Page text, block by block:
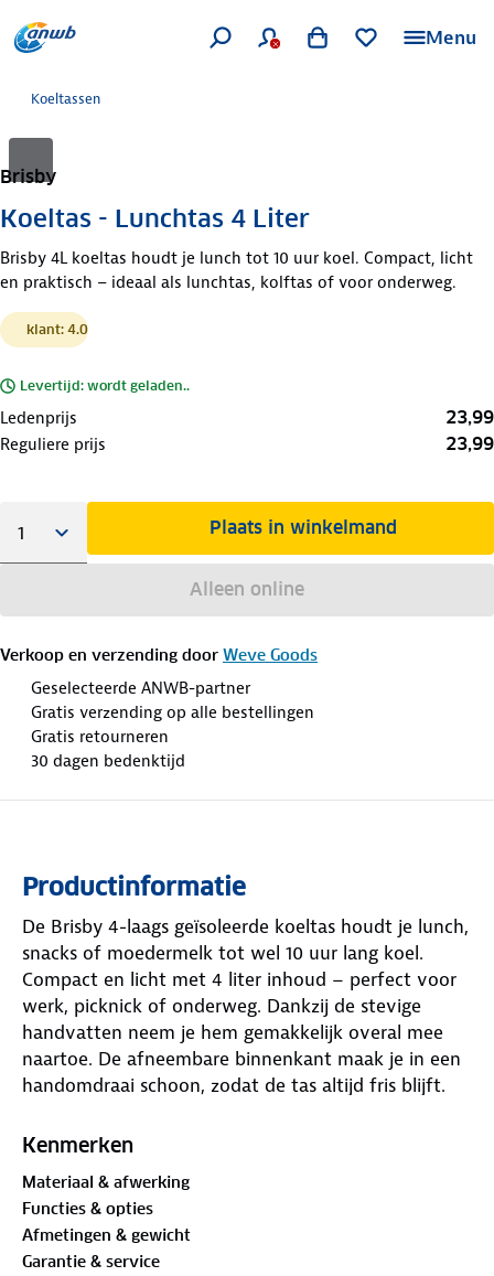
Menu
Koeltassen
Brisby
Koeltas - Lunchtas 4 Liter
Brisby 4L koeltas houdt je lunch tot 10 uur koel. Compact, licht
en praktisch – ideaal als lunchtas, kolftas of voor onderweg.
klant: 4.0
Levertijd: wordt geladen..
Ledenprijs 23,99
Reguliere prijs 23,99
Plaats in winkelmand
Alleen online
Verkoop en verzending door Weve Goods
Geselecteerde ANWB-partner
Gratis verzending op alle bestellingen
Gratis retourneren
30 dagen bedenktijd
Productinformatie
De Brisby 4-laags geïsoleerde koeltas houdt je lunch,
snacks of moedermelk tot wel 10 uur lang koel.
Compact en licht met 4 liter inhoud – perfect voor
werk, picknick of onderweg. Dankzij de stevige
handvatten neem je hem gemakkelijk overal mee
naartoe. De afneembare binnenkant maak je in een
handomdraai schoon, zodat de tas altijd fris blijft.
Brisby verwacht. Geschikt als lunchtas, koeltas of
Kenmerken
Materiaal & afwerking
Functies & opties
Afmetingen & gewicht
Garantie & service